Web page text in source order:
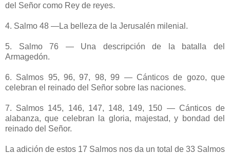
del Señor como Rey de reyes.
4. Salmo 48 —La belleza de la Jerusalén milenial.
5. Salmo 76 — Una descripción de la batalla del
Armagedón.
6. Salmos 95, 96, 97, 98, 99 — Cánticos de gozo, que
celebran el reinado del Señor sobre las naciones.
7. Salmos 145, 146, 147, 148, 149, 150 — Cánticos de
alabanza, que celebran la gloria, majestad, y bondad del
reinado del Señor.
La adición de estos 17 Salmos nos da un total de 33 Salmos